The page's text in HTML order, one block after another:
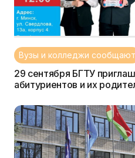
Вузы и колледжи сообщают
29 сентября БГТУ
абитуриентов и их